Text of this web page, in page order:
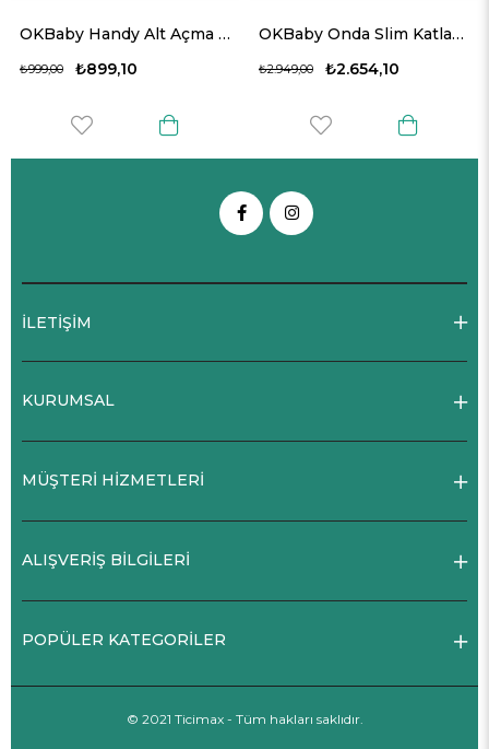
OKBaby Handy Alt Açma Minderi
₺899,10
OKBaby Onda Slim Katlanır Bebek Küveti K.Beyaz
₺2.654,10
₺2.949,00
İLETİŞİM
KURUMSAL
MÜŞTERİ HİZMETLERİ
ALIŞVERİŞ BİLGİLERİ
POPÜLER KATEGORİLER
© 2021 Ticimax - Tüm hakları saklıdır.